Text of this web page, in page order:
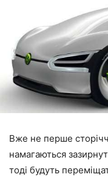
Вже не перше
намагаються
тоді будуть